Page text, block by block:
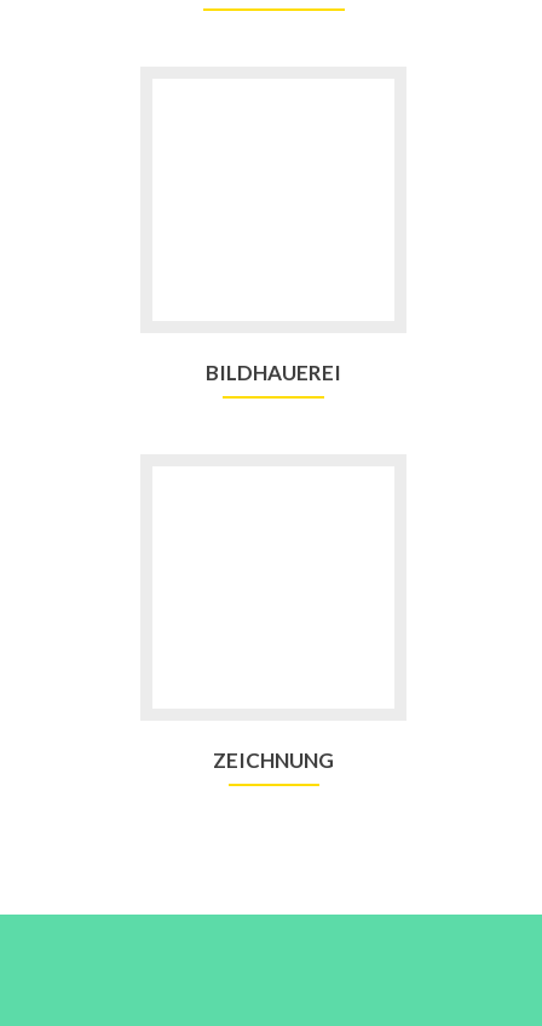
BILDHAUEREI
ZEICHNUNG